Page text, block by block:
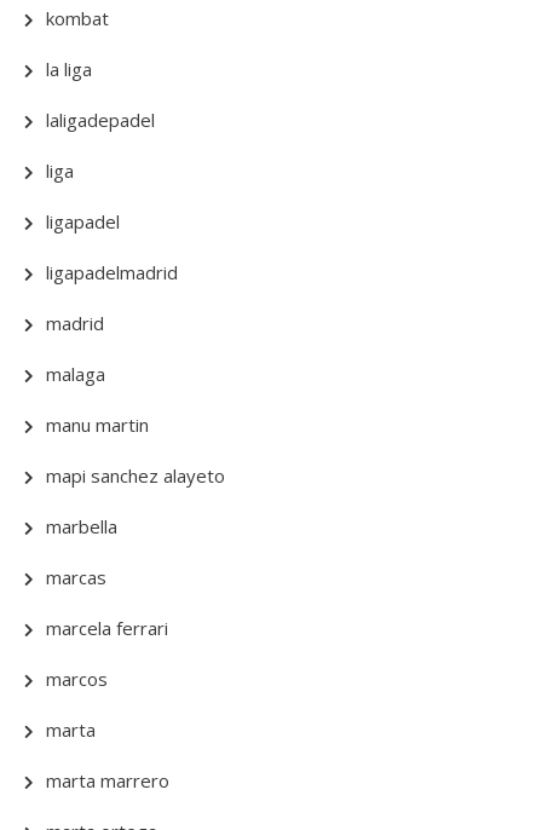
kombat
la liga
laligadepadel
liga
ligapadel
ligapadelmadrid
madrid
malaga
manu martin
mapi sanchez alayeto
marbella
marcas
marcela ferrari
marcos
marta
marta marrero